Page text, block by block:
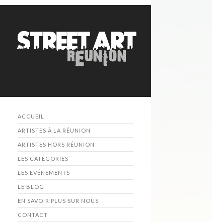
ACCUEIL
ARTISTES À LA RÉUNION
ARTISTES HORS RÉUNION
LES CATÉGORIES
LES EVÉNEMENTS
LE BLOG
EN SAVOIR PLUS SUR NOUS
CONTACT